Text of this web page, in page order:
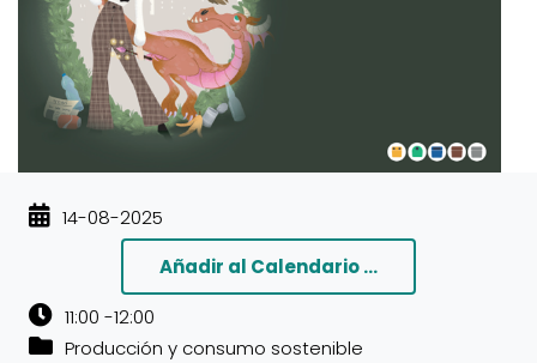
14-08-2025
Añadir al Calendario ...
11:00 -12:00
Producción y consumo sostenible